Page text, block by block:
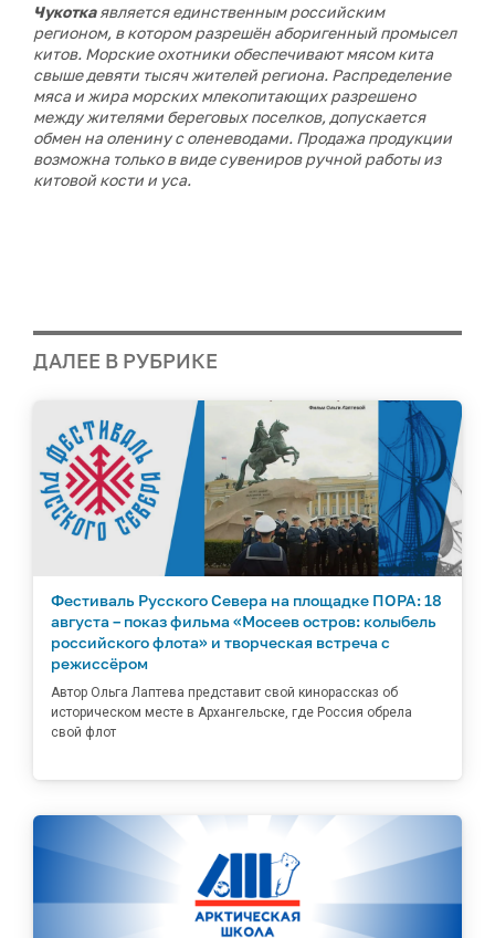
Чукоткаявляется единственным российским
регионом, в котором разрешён аборигенный промысел
китов. Морские охотники обеспечивают мясом кита
свыше девяти тысяч жителей региона. Распределение
мяса и жира морских млекопитающих разрешено
между жителями береговых поселков, допускается
обмен на оленину с оленеводами. Продажа продукции
возможна только в виде сувениров ручной работы из
китовой кости и уса.
ДАЛЕЕ В РУБРИКЕ
Фестиваль Русского Севера на площадке ПОРА: 18
августа – показ фильма «Мосеев остров: колыбель
российского флота» и творческая встреча с
режиссёром
Автор Ольга Лаптева представит свой кинорассказ об
историческом месте в Архангельске, где Россия обрела
свой флот